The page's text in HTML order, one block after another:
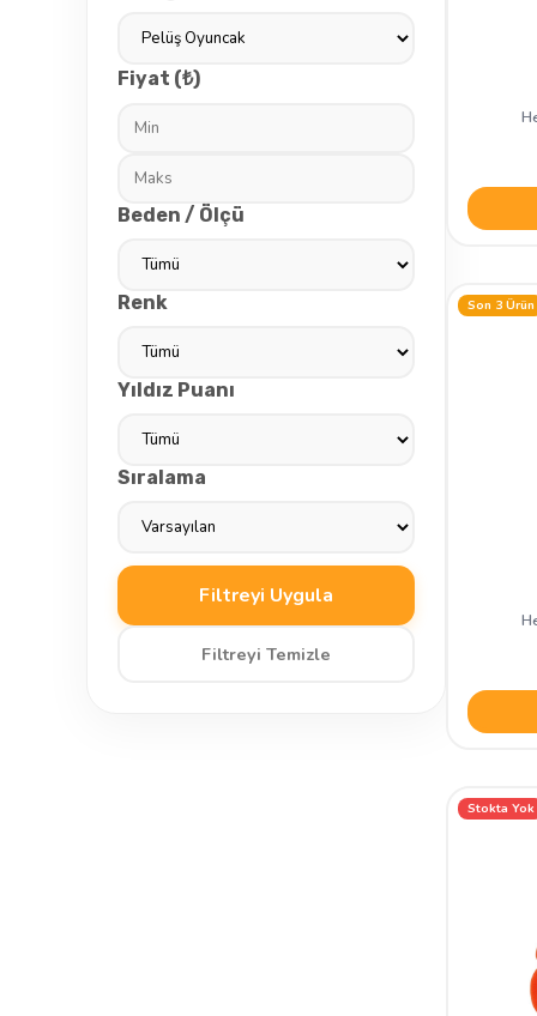
Fiyat (₺)
Beden / Ölçü
Renk
Yıldız Puanı
Sıralama
Filtreyi Uygula
Filtreyi Temizle
Son 3 Ürün
Stokta Yok